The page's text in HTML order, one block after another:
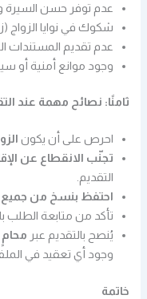
عدم توفر حسن السيرة
شكوك في نوايا الزواج
عدم تقديم المستندات
وجود موانع أمنية أو
ثامنًا: نصائح مهمة عند
احرص على أن يكون
تجنّب الانقطاع عن
التقديم.
احتفظ بنسخ من جميع
تأكد من متابعة الطلب
يُنصح بالتقديم عبر
وجود أي تعقيد في
خاتمة